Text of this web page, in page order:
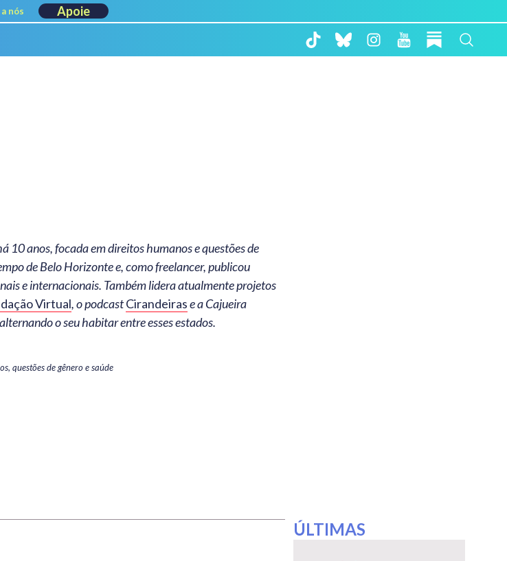
nós Apoie
de Belo Horizonte e, como freelancer, publicou
e internacionais. Também lidera atualmente projetos
Virtual, o podcastCirandeirase a Cajueira
o seu habitar entre esses estados.
questões de gênero e saúde
ÚLTIMAS